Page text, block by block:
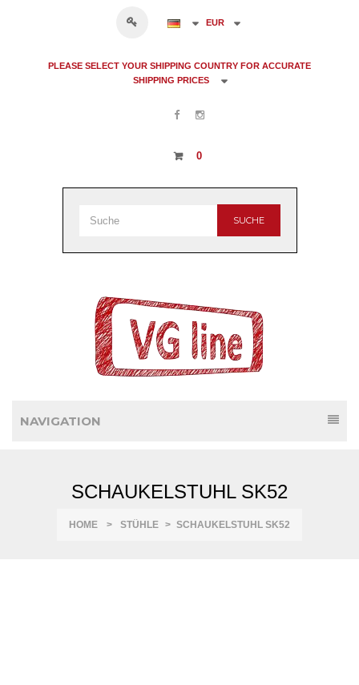
EUR
PLEASE SELECT YOUR SHIPPING COUNTRY FOR ACCURATE
SHIPPING PRICES
0
SUCHE
NAVIGATION
SCHAUKELSTUHL SK52
HOME > STÜHLE > SCHAUKELSTUHL SK52